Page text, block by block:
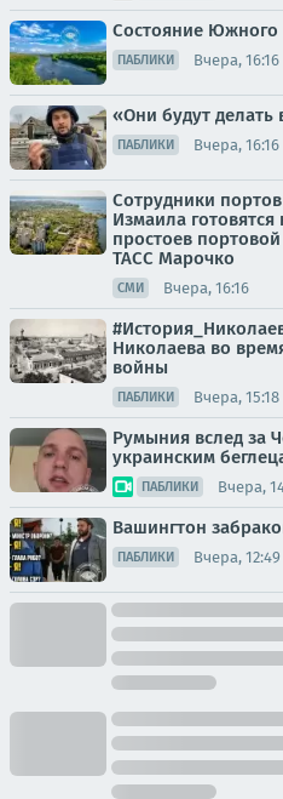
Состояние Южного
ПАБЛИКИ Вчера, 16:16
«Они будут делать
ПАБЛИКИ Вчера, 16:16
Сотрудники
Измаила
простоев
ТАСС Марочко
СМИ Вчера, 16:16
Николаева во
войны
ПАБЛИКИ Вчера, 15:18
Румыния вслед за
украинским
ПАБЛИКИ Вчера,
Вашингтон
ПАБЛИКИ Вчера, 12:49